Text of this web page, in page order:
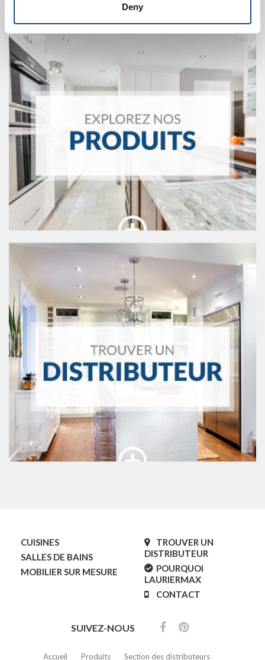
Deny
CUISINES
SALLES DE BAINS
MOBILIER SUR MESURE
TROUVER UN
DISTRIBUTEUR
POURQUOI
LAURIERMAX
CONTACT
SUIVEZ-NOUS
Accueil Produits Section des distributeurs